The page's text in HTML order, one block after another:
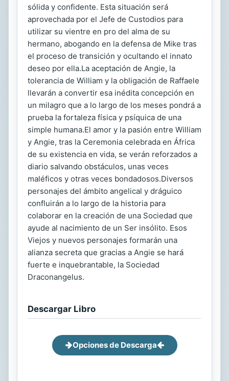
sólida y confidente. Esta situación será
aprovechada por el Jefe de Custodios para
utilizar su vientre en pro del alma de su
hermano, abogando en la defensa de Mike tras
el proceso de transición y ocultando el innato
deseo por ella.La aceptación de Angie, la
tolerancia de William y la obligación de Raffaele
llevarán a convertir esa inédita concepción en
un milagro que a lo largo de los meses pondrá a
prueba la fortaleza física y psíquica de una
simple humana.El amor y la pasión entre William
y Angie, tras la Ceremonia celebrada en África
de su existencia en vida, se verán reforzados a
diario salvando obstáculos, unas veces
maléficos y otras veces bondadosos.Diversos
personajes del ámbito angelical y dráguico
confluirán a lo largo de la historia para
colaborar en la creación de una Sociedad que
ayude al nacimiento de un Ser insólito. Esos
Viejos y nuevos personajes formarán una
alianza secreta que gracias a Angie se hará
fuerte e inquebrantable, la Sociedad
Draconangelus.
Descargar Libro
Opciones de Descarga